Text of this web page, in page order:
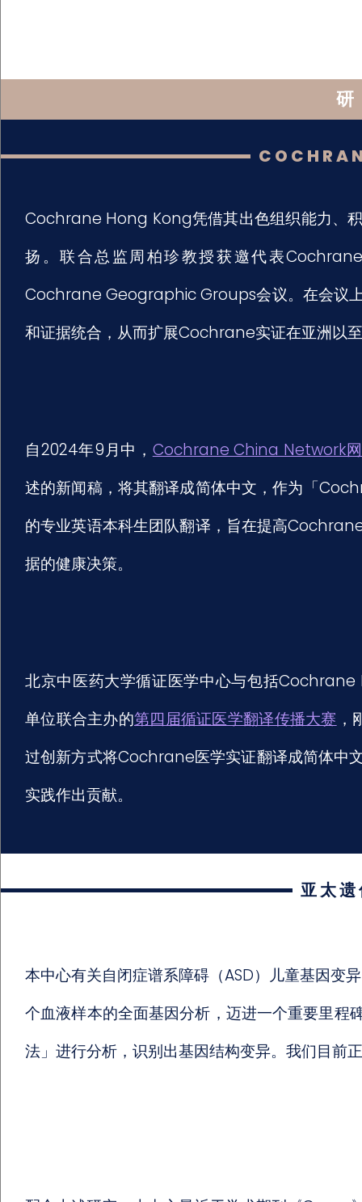
Cochrane Hong Kong凭借其出色组织能力、
扬。联合总监周柏珍教授获邀代表
Cochrane Geographic Groups会议。在会议
和证据统合，从而扩展Cochrane实证在亚洲以
自2024年9月中， Cochrane China Network
述的新闻稿，将其翻译成简体中文，作为「
的专业英语本科生团队翻译，旨在提高
据的健康决策。
北京中医药大学循证医学中心与包括
单位联合主办的第四届循证医学翻译传播大赛
过创新方式将Cochrane医学实证翻译成简体中
实践作出贡献。
亚太
本中心有关自闭症谱系障碍（ASD）儿童基因变
个血液样本的全面基因分析，迈进一个重要里程
法」进行分析，识别出基因结构变异。我们目前